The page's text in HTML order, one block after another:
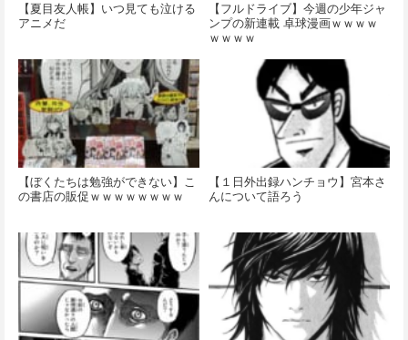
【夏目友人帳】いつ見ても泣ける
アニメだ
【フルドライブ】今週の少年ジャ
ンプの新連載 卓球漫画ｗｗｗｗ
ｗｗｗｗ
【ぼくたちは勉強ができない】こ
の書店の販促ｗｗｗｗｗｗｗｗ
【１日外出録ハンチョウ】宮本さ
んについて語ろう